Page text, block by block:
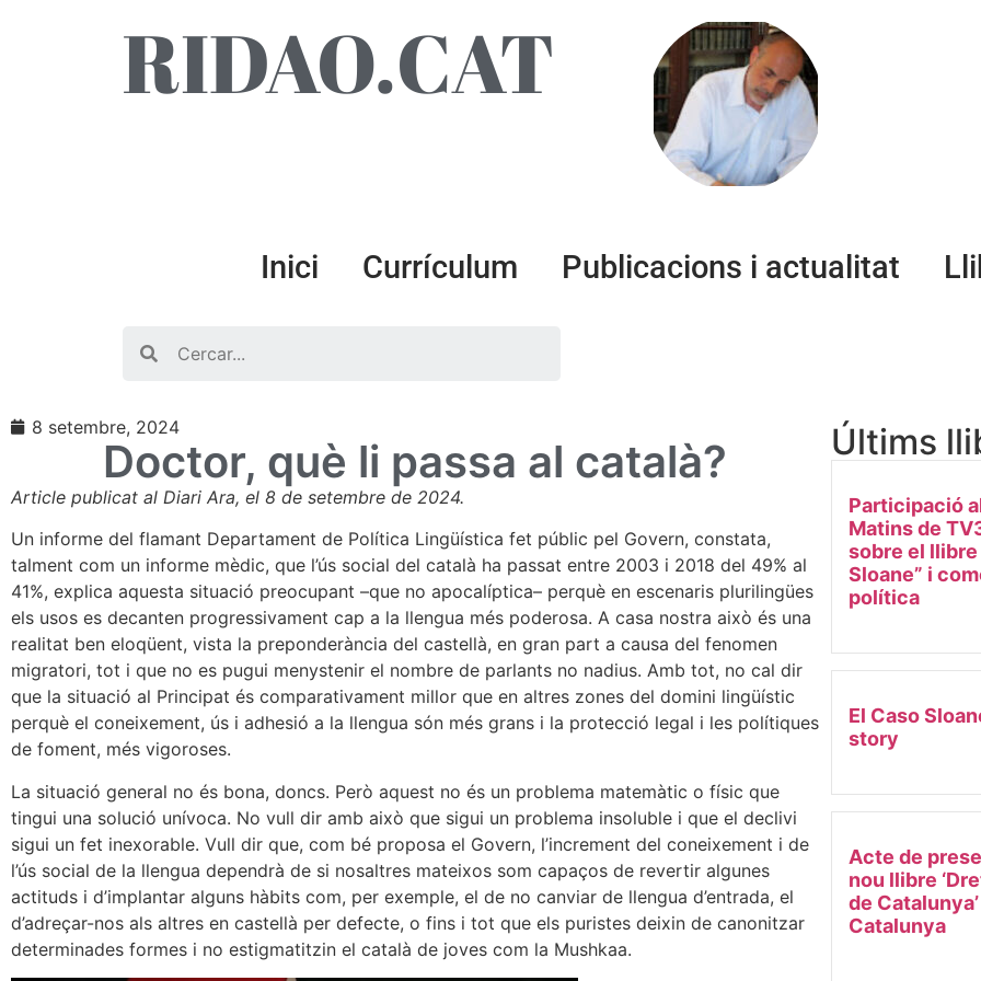
RIDAO.CAT
Inici Currículum Publicacions i actualitat
8 setembre, 2024
Doctor, què li passa al català?
Article publicat al Diari Ara, el 8 de setembre de 2024.
Un informe del flamant Departament de Política Lingüística fet públic pel Govern, constata,
talment com un informe mèdic, que l’ús social del català ha passat entre 2003 i 2018 del 49% al
41%, explica aquesta situació preocupant –que no apocalíptica– perquè en escenaris plurilingües
els usos es decanten progressivament cap a la llengua més poderosa. A casa nostra això és una
realitat ben eloqüent, vista la preponderància del castellà, en gran part a causa del fenomen
migratori, tot i que no es pugui menystenir el nombre de parlants no nadius. Amb tot, no cal dir
que la situació al Principat és comparativament millor que en altres zones del domini lingüístic
perquè el coneixement, ús i adhesió a la llengua són més grans i la protecció legal i les polítiques
de foment, més vigoroses.
La situació general no és bona, doncs. Però aquest no és un problema matemàtic o físic que
tingui una solució unívoca. No vull dir amb això que sigui un problema insoluble i que el declivi
sigui un fet inexorable. Vull dir que, com bé proposa el Govern, l’increment del coneixement i de
l’ús social de la llengua dependrà de si nosaltres mateixos som capaços de revertir algunes
actituds i d’implantar alguns hàbits com, per exemple, el de no canviar de llengua d’entrada, el
d’adreçar-nos als altres en castellà per defecte, o fins i tot que els puristes deixin de canonitzar
determinades formes i no estigmatitzin el català de joves com la Mushkaa.
Últims
Participació
Matins de
sobre el llibre
Sloane” i
política
El Caso
story
Acte de
nou llibre
de
Catalunya